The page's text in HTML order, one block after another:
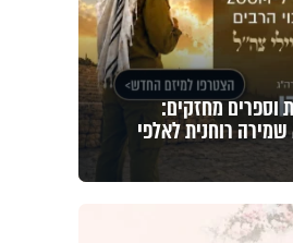
וספרים מחזקים:
רוחנית לאלפי